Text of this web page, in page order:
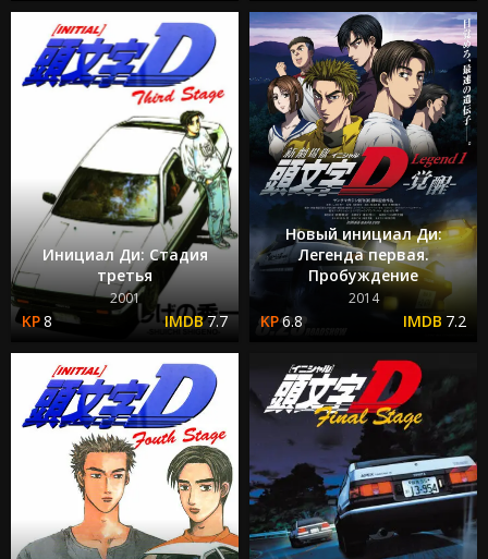
Инициал Ди: Стадия
третья
2001
8 7.7
Новый инициал Ди:
Легенда первая.
Пробуждение
2014
6.8 7.2